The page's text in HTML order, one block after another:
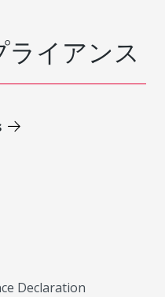
ライアンス
Declaration